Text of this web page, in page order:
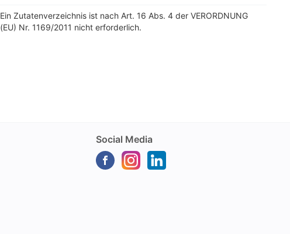
Ein Zutatenverzeichnis ist nach Art. 16 Abs. 4 der VERORDNUNG
(EU) Nr. 1169/2011 nicht erforderlich.
Social Media